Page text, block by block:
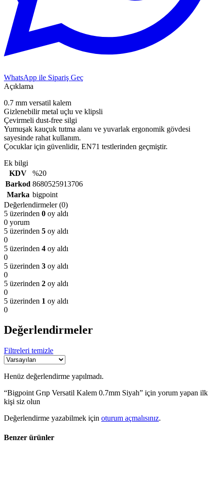
WhatsApp ile Sipariş Geç
Açıklama
0.7 mm versatil kalem
Gizlenebilir metal uçlu ve klipsli
Çevirmeli dust-free silgi
Yumuşak kauçuk tutma alanı ve yuvarlak ergonomik gövdesi
sayesinde rahat kullanım.
Çocuklar için güvenlidir, EN71 testlerinden geçmiştir.
Ek bilgi
KDV
%20
Barkod 8680525913706
Marka bigpoint
Değerlendirmeler (0)
5 üzerinden 0 oy aldı
0 yorum
5 üzerinden 5 oy aldı
0
5 üzerinden 4 oy aldı
0
5 üzerinden 3 oy aldı
0
5 üzerinden 2 oy aldı
0
5 üzerinden 1 oy aldı
0
Değerlendirmeler
Filtreleri temizle
Henüz değerlendirme yapılmadı.
“Bigpoint Grıp Versatil Kalem 0.7mm Siyah” için yorum yapan ilk
kişi siz olun
Değerlendirme yazabilmek için oturum açmalısınız.
Benzer ürünler